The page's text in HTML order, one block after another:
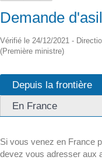
Demande
Vérifié le 24/12/2021 -
(Première ministre)
Depuis la frontière
En France
Si vous venez en France
devez vous adresser aux